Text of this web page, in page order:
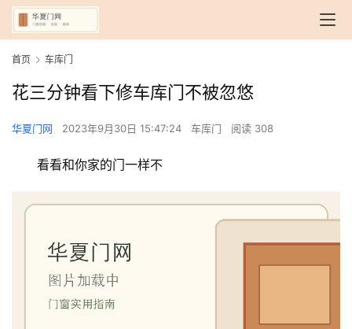
首页 车库门
花三分钟看下修车库门不被忽悠
华夏门网 2023年9月30日 15:47:24 车库门 阅读 308
看看和你家的门一样不